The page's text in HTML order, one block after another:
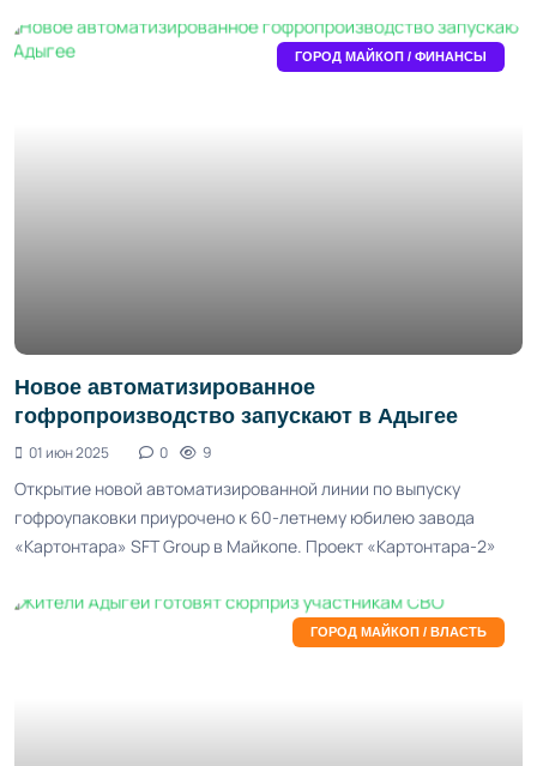
ГОРОД МАЙКОП / ФИНАНСЫ
Новое автоматизированное
гофропроизводство запускают в Адыгее
01 июн 2025 0 9
Открытие новой автоматизированной линии по выпуску
гофроупаковки приурочено к 60-летнему юбилею завода
«Картонтара» SFT Group в Майкопе. Проект «Картонтара-2»
ГОРОД МАЙКОП / ВЛАСТЬ